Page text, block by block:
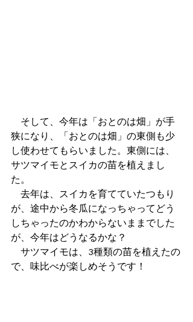
そして、今年は「おとのは畑」が手
狭になり、「おとのは畑」の東側も少
し使わせてもらいました。東側には、
サツマイモとスイカの苗を植えまし
た。
去年は、スイカを育てていたつもり
が、途中から冬瓜になっちゃってどう
しちゃったのかわからないままでした
が、今年はどうなるかな？
サツマイモは、3種類の苗を植えたの
で、味比べが楽しめそうです！